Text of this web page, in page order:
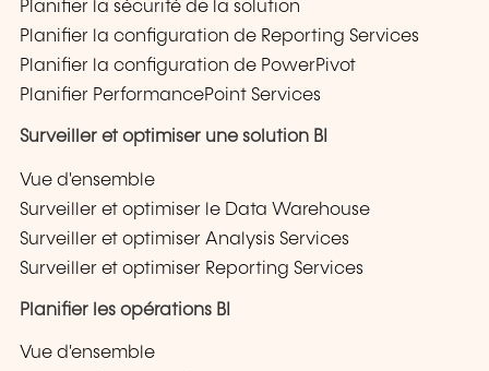
Planifier la sécurité de la solution
Planifier la configuration de Reporting Services
Planifier la configuration de PowerPivot
Planifier PerformancePoint Services
Surveiller et optimiser une solution BI
Vue d'ensemble
Surveiller et optimiser le Data Warehouse
Surveiller et optimiser Analysis Services
Surveiller et optimiser Reporting Services
Planifier les opérations BI
Vue d'ensemble